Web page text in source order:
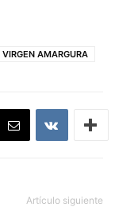
VIRGEN AMARGURA
Artículo siguiente